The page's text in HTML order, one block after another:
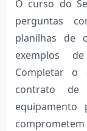
O curso do
perguntas
planilhas de
exemplos
Completar o
contrato de
comprometem